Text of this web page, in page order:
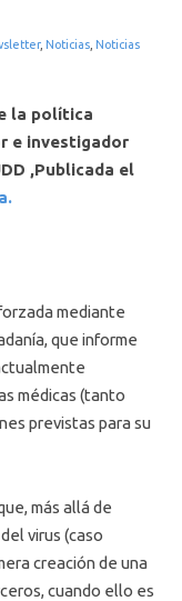
, Noticias Noticias
la política
e investigador
,Publicada el
mediante
que informe
médicas (tanto
previstas para su
más allá de
virus (caso
creación de una
cuando ello es